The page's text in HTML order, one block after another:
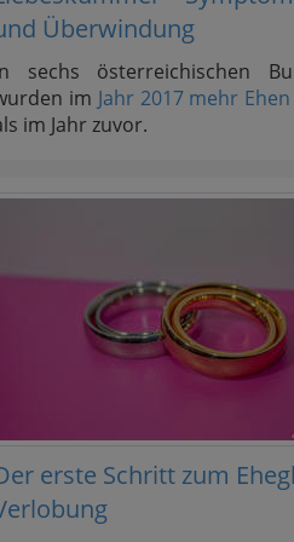
Überwindung
sechs österreichischen
im Jahr 2017 mehr
im Jahr zuvor.
erste Schritt zum